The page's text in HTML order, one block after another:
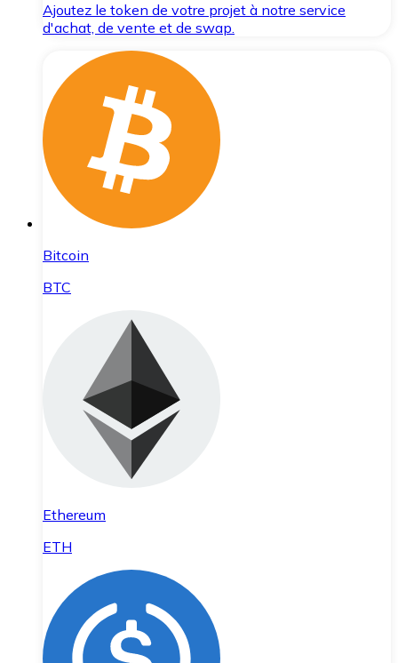
Ajoutez le token de votre projet à notre service
d'achat, de vente et de swap.
Bitcoin
BTC
Ethereum
ETH